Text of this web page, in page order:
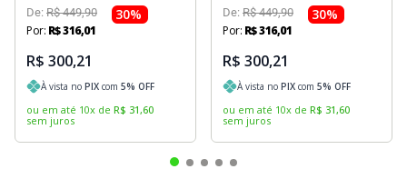
De: R$ 449,90 30%
Por: R$316,01
R$ 300,21
À vista no PIX com 5% OFF
ou em até 10x de R$ 31,60
sem juros
De: R$ 449,90 30%
Por: R$316,01
R$ 300,21
À vista no PIX com 5% OFF
ou em até 10x de R$ 31,60
sem juros